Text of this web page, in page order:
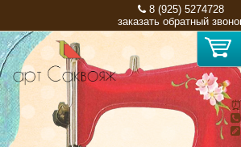
8 (925) 5274728
заказать обратный